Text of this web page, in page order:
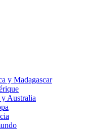
y Madagascar
y Australia